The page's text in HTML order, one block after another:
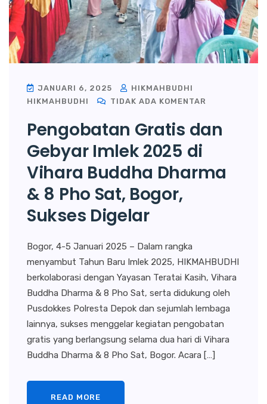
JANUARI 6, 2025
HIKMAHBUDHI
HIKMAHBUDHI
TIDAK ADA KOMENTAR
Pengobatan Gratis dan
Gebyar Imlek 2025 di
Vihara Buddha Dharma
& 8 Pho Sat, Bogor,
Sukses Digelar
Bogor, 4-5 Januari 2025 – Dalam rangka
menyambut Tahun Baru Imlek 2025, HIKMAHBUDHI
berkolaborasi dengan Yayasan Teratai Kasih, Vihara
Buddha Dharma & 8 Pho Sat, serta didukung oleh
Pusdokkes Polresta Depok dan sejumlah lembaga
lainnya, sukses menggelar kegiatan pengobatan
gratis yang berlangsung selama dua hari di Vihara
Buddha Dharma & 8 Pho Sat, Bogor. Acara […]
READ MORE